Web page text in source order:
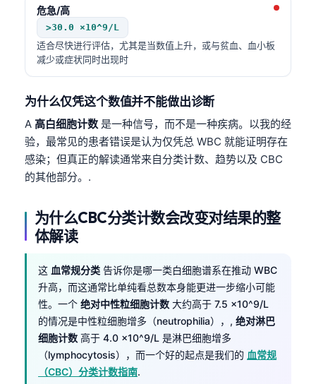
危急/高
>30.0 ×10^9/L
适合尽快进行评估，尤其是当数值上升，或与贫血、血小板
减少或症状同时出现时
为什么仅凭这个数值并不能做出诊断
A 高白细胞计数 是一种信号，而不是一种疾病。以我的经
验，最常见的患者错误是认为仅凭总 WBC 就能证明存在
感染；但真正的解读通常来自分类计数、趋势以及 CBC
的其他部分。.
为什么CBC分类计数会改变对结果的整
体解读
这 血常规分类 告诉你是哪一类白细胞谱系在推动 WBC
升高，而这通常比单纯看总数本身能更进一步缩小可能
性。一个 绝对中性粒细胞计数 大约高于 7.5 ×10^9/L
的情况是中性粒细胞增多（neutrophilia），, 绝对淋巴
细胞计数 高于 4.0 ×10^9/L 是淋巴细胞增多
（lymphocytosis），而一个好的起点是我们的 血常规
（CBC）分类计数指南.